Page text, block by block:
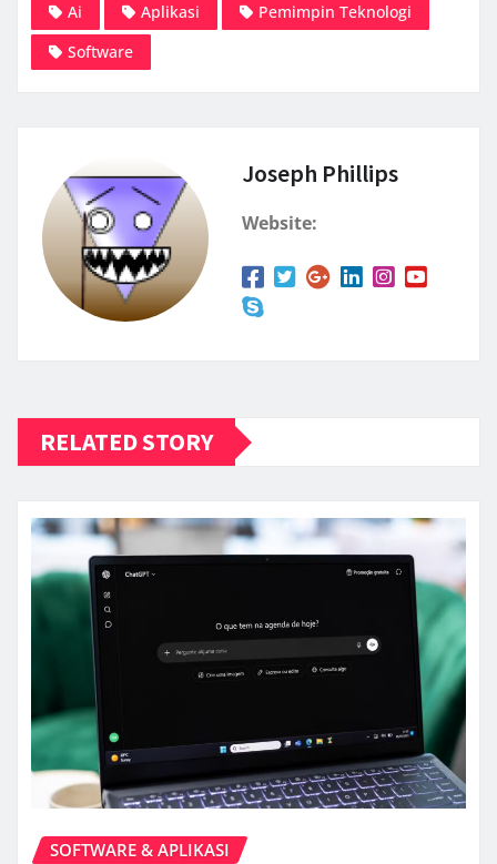
Ai Aplikasi
Pemimpin Teknologi
Software
Joseph Phillips
Website:
RELATED STORY
SOFTWARE & APLIKASI